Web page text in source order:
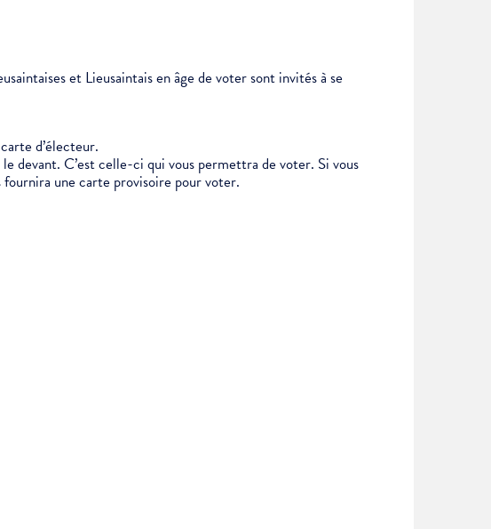
et Lieusaintais en âge de voter sont invités à se
d’électeur.
devant. C’est celle-ci qui vous permettra de voter. Si vous
fournira une carte provisoire pour voter.